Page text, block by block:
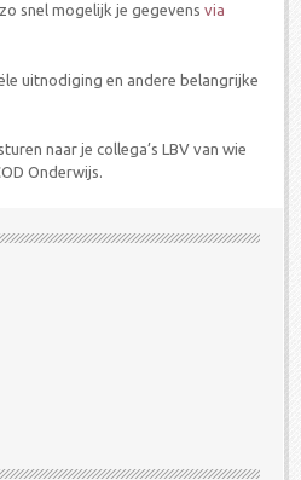
snel mogelijk je gegevens via
uitnodiging en andere belangrijke
naar je collega’s LBV van wie
Onderwijs.